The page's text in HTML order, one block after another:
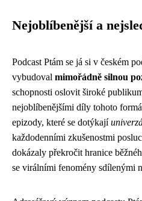
Nejoblíbenější a
Podcast Ptám se já si v českém
vybudoval mimořádně silnou
schopnosti oslovit široké
nejoblíbenějšími díly tohoto
epizody, které se dotýkají
každodenními zkušenostmi
dokázaly překročit hranice
se virálními fenomény sdílenými